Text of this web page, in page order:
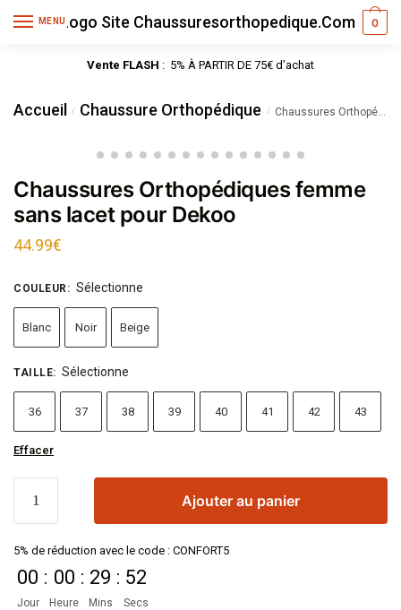
MENU 0
Vente FLASH : 5% À PARTIR DE 75€ d’achat
Accueil / Chaussure Orthopédique / Chaussures Orthopédiques femme sans lacet pour Dekoo
Chaussures Orthopédiques femme
sans lacet pour Dekoo
44.99€
COULEUR : Sélectionne
Blanc Noir Beige
TAILLE: Sélectionne
36 37 38 39 40 41 42 43
Effacer
Ajouter au panier
5% de réduction avec le code : CONFORT5
00
Jour
: 00
Heure
: 29
Mins
: 52
Secs